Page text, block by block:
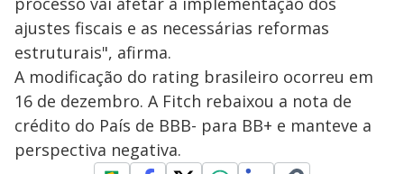
ajustes fiscais e as necessárias reformas
estruturais", afirma.
A modificação do rating brasileiro ocorreu em
16 de dezembro. A Fitch rebaixou a nota de
crédito do País de BBB- para BB+ e manteve a
perspectiva negativa.